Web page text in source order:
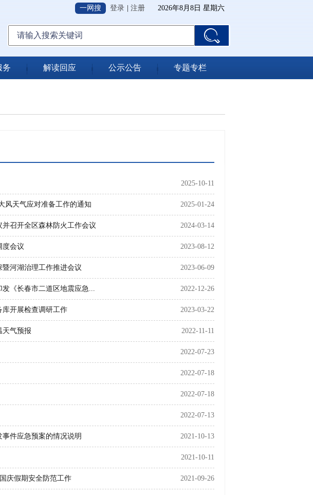
2026年8月8日 星期六
一网搜 登录 注册
务 解读回应 公示公告 专题专栏
2025-10-11
2025-01-24
风天气应对准备工作的通知
2024-03-14
召开全区森林防火工作会议
2023-08-12
度会议
2023-06-09
河湖治理工作推进会议
2022-12-26
《长春市二道区地震应急...
2023-03-22
开展检查调研工作
2022-11-11
天气预报
2022-07-23
2022-07-18
2022-07-18
2022-07-13
2021-10-13
件应急预案的情况说明
2021-10-11
2021-09-26
庆假期安全防范工作